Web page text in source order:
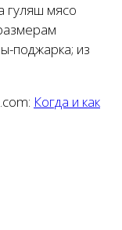
гуляш мясо
поджарка; из
Когда и как